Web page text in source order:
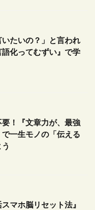
いたいの？」と言われ
化ってむずい』で学
！『文章力が、最強
一生モノの「伝える
マホ脳リセット法』